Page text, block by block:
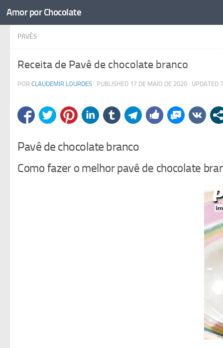
Skip to content
Amor por Chocolate
PAVÊS
Receita de Pavê de chocolate branco
POR CLAUDEMIR LOURDES · PUBLISHED 17 DE MAIO DE 2020 · UPDATED
Pavê de chocolate branco
Como fazer o melhor pavê de chocolate